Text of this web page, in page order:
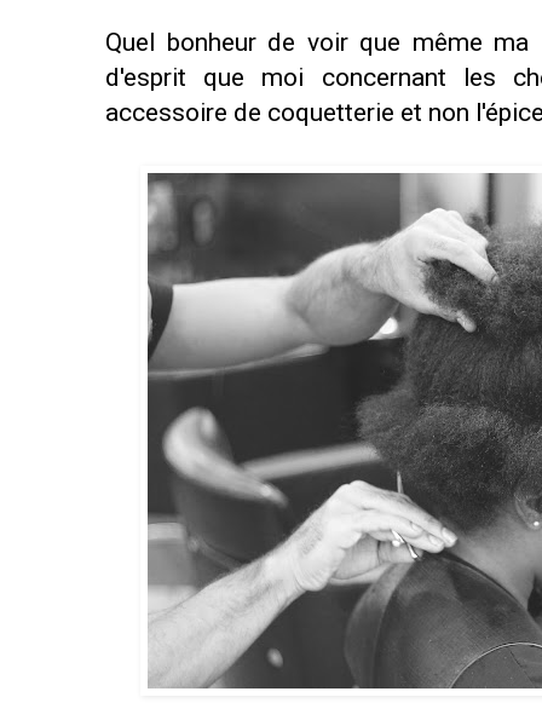
Quel bonheur de voir que même
d'esprit que moi concernant les
accessoire de coquetterie et non